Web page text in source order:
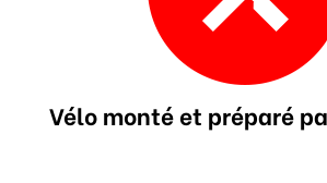
Vélo monté et préparé